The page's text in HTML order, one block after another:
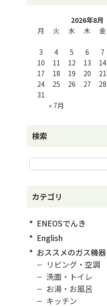
2026年8月
月
火 水 木 金
« 7月
3
4 5 6 7
10
11 12 13 14
17
18 19 20 21
24
25 26 27 28
31
検索
カテゴリ
ENEOSでんき
English
おススメのガス機器
リビング・空調
洗面・トイレ
お湯・お風呂
キッチン